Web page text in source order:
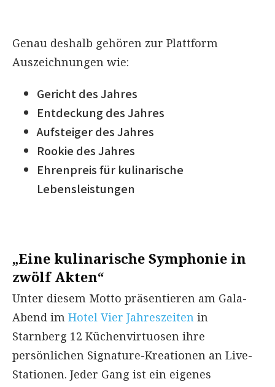
Genau deshalb gehören zur Plattform
Auszeichnungen wie:
Gericht des Jahres
Entdeckung des Jahres
Aufsteiger des Jahres
Rookie des Jahres
Ehrenpreis für kulinarische
Lebensleistungen
„Eine kulinarische Symphonie in
zwölf Akten“
Unter diesem Motto präsentieren am Gala-
Abend im Hotel Vier Jahreszeiten in
Starnberg 12 Küchenvirtuosen ihre
persönlichen Signature-Kreationen an Live-
Stationen. Jeder Gang ist ein eigenes